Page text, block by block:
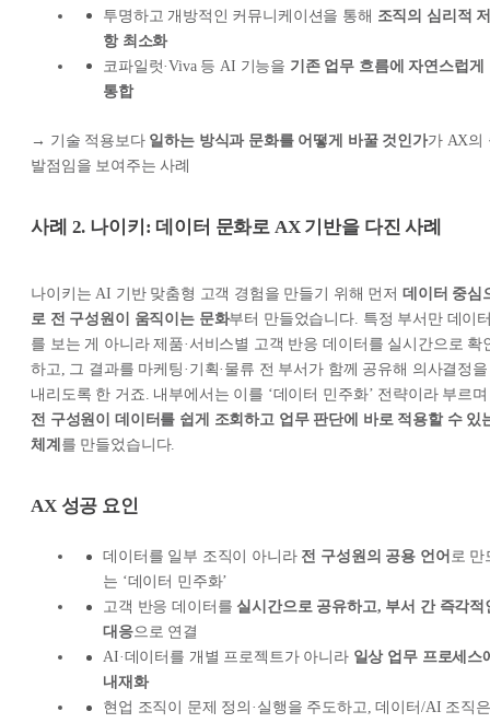
투명하고 개방적인 커뮤니케이션을 통해 조직의 심리적
항 최소화
코파일럿·Viva 등 AI 기능을 기존 업무 흐름에 자연스럽게
통합
→ 기술 적용보다 일하는 방식과 문화를 어떻게 바꿀 것인가가 AX의
발점임을 보여주는 사례
사례 2. 나이키: 데이터 문화로 AX 기반을 다진 사례
나이키는 AI 기반 맞춤형 고객 경험을 만들기 위해 먼저 데이터 중심
로 전 구성원이 움직이는 문화부터 만들었습니다. 특정 부서만 데이
를 보는 게 아니라 제품·서비스별 고객 반응 데이터를 실시간으로 확
하고, 그 결과를 마케팅·기획·물류 전 부서가 함께 공유해 의사결정을
내리도록 한 거죠. 내부에서는 이를 ‘데이터 민주화’ 전략이라 부르며
전 구성원이 데이터를 쉽게 조회하고 업무 판단에 바로 적용할 수 있
체계 를 만들었습니다.
AX 성공 요인
데이터를 일부 조직이 아니라 전 구성원의 공용 언어 로 만
는 ‘데이터 민주화’
고객 반응 데이터를 실시간으로 공유하고, 부서 간 즉각적
대응으로 연결
AI·데이터를 개별 프로젝트가 아니라 일상 업무 프로세스
내재화
현업 조직이 문제 정의·실행을 주도하고, 데이터/AI 조직은